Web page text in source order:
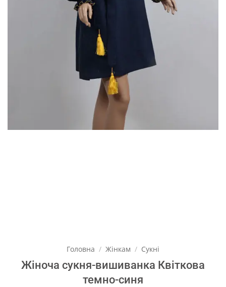
Головна / Жінкам / Сукні
Жіноча сукня-вишиванка Квіткова
темно-синя